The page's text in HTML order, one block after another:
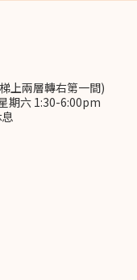
上兩層轉右第一間)
期六 1:30-6:00pm